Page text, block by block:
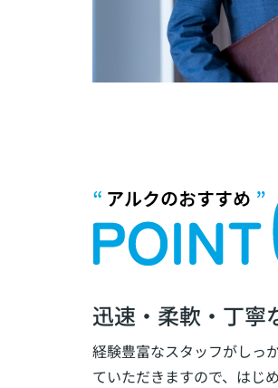
迅速・柔軟・丁寧
経験豊富なスタッフがしっ
ていただきますので、はじ